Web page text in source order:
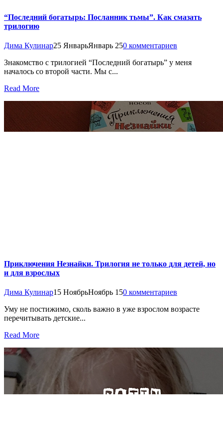
“Последний богатырь: Посланник тьмы”. Как смазать
трилогию
Дима Кулинар25 ЯнварьЯнварь 250 комментариев
Знакомство с трилогией “Последний богатырь” у меня
началось со второй части. Мы с...
Read More
Приключения Незнайки. Трилогия не только для детей, но
и для взрослых
Дима Кулинар15 НоябрьНоябрь 150 комментариев
Уму не постижимо, сколь важно в уже взрослом возрасте
перечитывать детские...
Read More